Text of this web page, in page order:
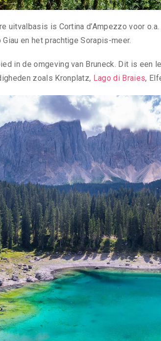
uitvalbasis is Cortina d’Ampezzo voor
en het prachtige Sorapis-meer.
in de omgeving van Bruneck. Dit is een
zoals Kronplatz, Lago di Braies,